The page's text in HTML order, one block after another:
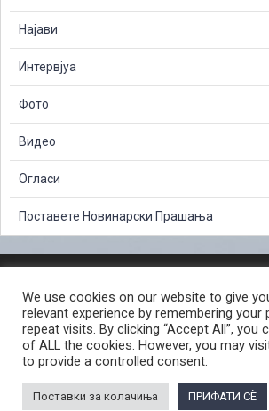
Најави
Интервјуа
Фото
Видео
Огласи
Поставете Новинарски Прашања
СЛОБОДЕН ПРИСТАП ДО ИНФОРМАЦИИ ОД
ПОСТАПКА ЗА ПРИЈАВА НА КРИВИЧНО ДЕЛО
ПОЛИТИКА ЗА ПРИВАТНОСТ ВЕБ
© 2026 ЈАВНО ОБВИНИТЕЛСТВО НА РЕПУБЛИКА
We use cookies on our website to give
relevant experience by remembering your
repeat visits. By clicking “Accept All”, you
of ALL the cookies. However, you may
to provide a controlled consent.
Поставки за колачиња ПРИФАТИ СÈ